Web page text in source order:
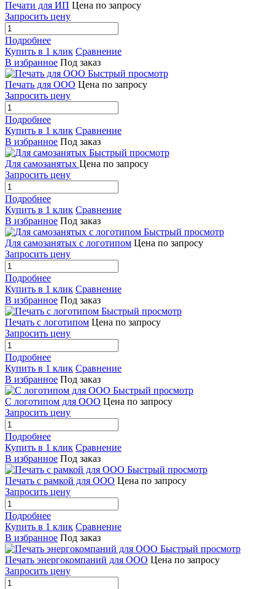
Печати для ИП Цена по запросу
Запросить цену
Подробнее
Купить в 1 клик Сравнение
В избранное Под заказ
Быстрый просмотр
Печать для ООО Цена по запросу
Запросить цену
Подробнее
Купить в 1 клик Сравнение
В избранное Под заказ
Быстрый просмотр
Для самозанятых Цена по запросу
Запросить цену
Подробнее
Купить в 1 клик Сравнение
В избранное Под заказ
Быстрый просмотр
Для самозанятых с логотипом Цена по запросу
Запросить цену
Подробнее
Купить в 1 клик Сравнение
В избранное Под заказ
Быстрый просмотр
Печать с логотипом Цена по запросу
Запросить цену
Подробнее
Купить в 1 клик Сравнение
В избранное Под заказ
Быстрый просмотр
С логотипом для ООО Цена по запросу
Запросить цену
Подробнее
Купить в 1 клик Сравнение
В избранное Под заказ
Быстрый просмотр
Печать с рамкой для ООО Цена по запросу
Запросить цену
Подробнее
Купить в 1 клик Сравнение
В избранное Под заказ
Быстрый просмотр
Печать энергокомпаний для ООО Цена по запросу
Запросить цену